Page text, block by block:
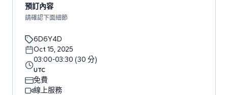
預訂內容
請確認下面細節
6D6Y4D
Oct 15, 2025
03:00-03:30 (30 分)
UTC
免費
線上服務